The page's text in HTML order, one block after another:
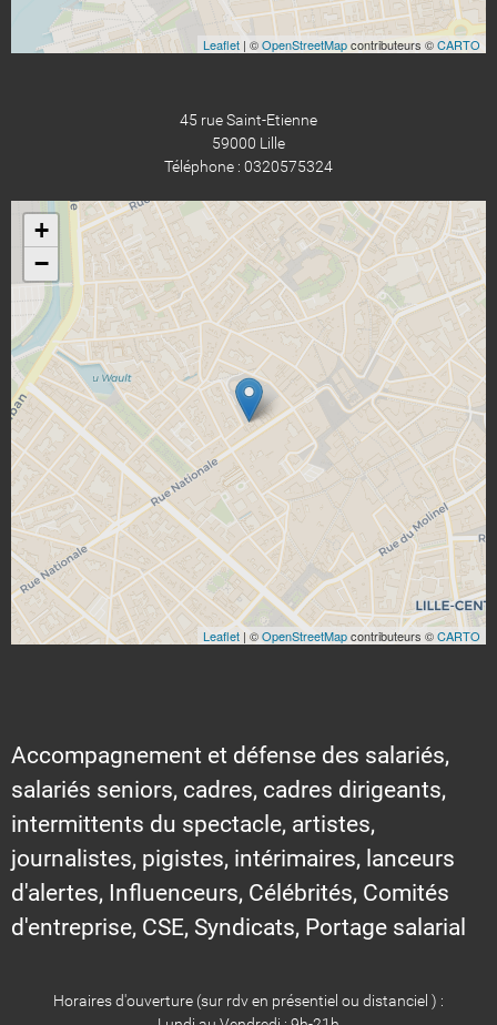
Leaflet | ©OpenStreetMapcontributeurs ©CARTO
45 rue Saint-Etienne
59000 Lille
Téléphone : 0320575324
+
−
Leaflet | ©OpenStreetMapcontributeurs ©CARTO
Accompagnement et défense des salariés,
salariés seniors, cadres, cadres dirigeants,
intermittents du spectacle, artistes,
journalistes, pigistes, intérimaires, lanceurs
d'alertes, Influenceurs, Célébrités, Comités
d'entreprise, CSE, Syndicats, Portage salarial
Horaires d'ouverture (sur rdv en présentiel ou distanciel ) :